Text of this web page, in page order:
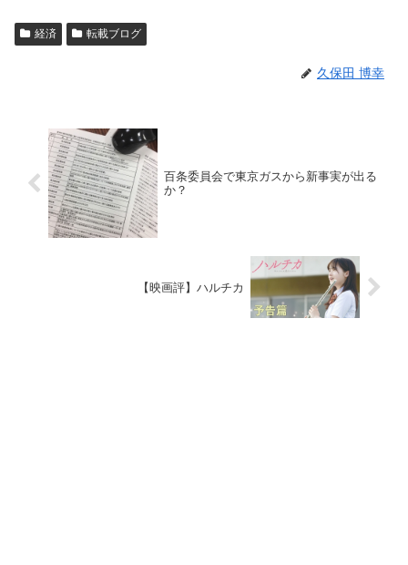
経済 転載ブログ
久保田 博幸
百条委員会で東京ガスから新事実が出る
か？
【映画評】ハルチカ